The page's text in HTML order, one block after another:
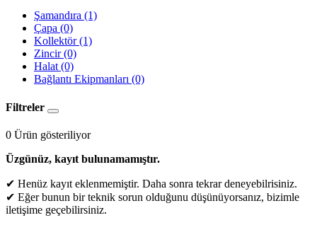
Şamandıra (1)
Çapa (0)
Kollektör(1)
Zincir(0)
Halat(0)
Bağlantı Ekipmanları (0)
Filtreler
0 Ürün gösteriliyor
Üzgünüz, kayıt bulunamamıştır.
✔ Henüz kayıt eklenmemiştir. Daha sonra tekrar deneyebilrisiniz.
✔ Eğer bunun bir teknik sorun olduğunu düşünüyorsanız, bizimle
iletişime geçebilirsiniz.